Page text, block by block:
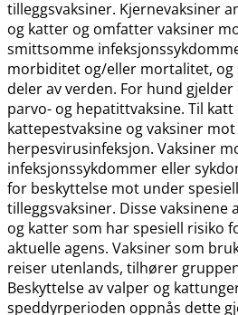
tilleggsvaksiner. Kjernevaksiner
og katter og omfatter vaksiner
smittsomme
morbiditet og​/​eller mortalitet, og
deler av verden. For hund gjelder
parvo- og hepatittvaksine. Til
kattepestvaksine og vaksiner
herpesvirusinfeksjon. Vaksiner
infeksjonssykdommer eller
for beskyttelse mot under
tilleggsvaksiner. Disse
og katter som har spesiell risiko
aktuelle agens. Vaksiner som
reiser utenlands, tilhører
Beskyttelse av valper og
speddyrperioden oppnås dette